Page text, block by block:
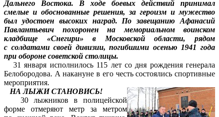
Дальнего Востока. В ходе боевых действий принимал
смелые и обоснованные решения, за героизм и мужество
был удостоен высоких наград. По завещанию Афанасий
Павлантьевич похоронен на мемориальном воинском
кладбище «Снегири» в Московской области, рядом
с солдатами своей дивизии, погибшими осенью 1941 года
при обороне советской столицы.
31 января исполнилось 115 лет со дня рождения генерала
Белобородова. А накануне в его честь состоялись спортивные
мероприятия.
НА ЛЫЖИ СТАНОВИСЬ!
30 лыжников в полицейской
форме отмеряют метр за метром